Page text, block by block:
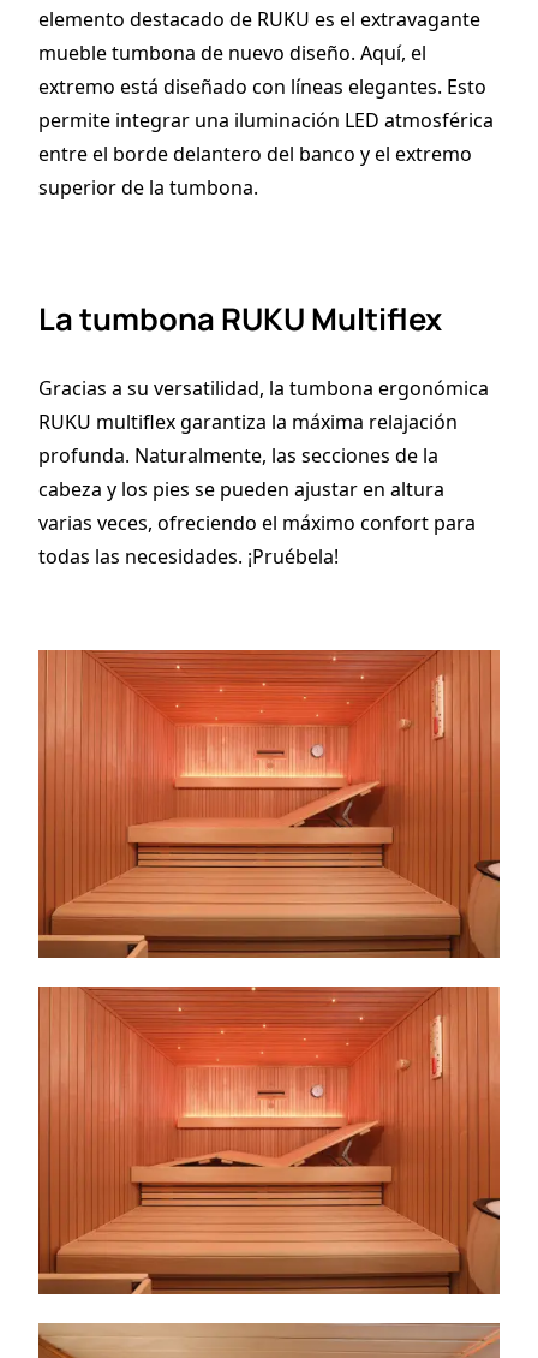
elemento destacado de RUKU es el extravagante
mueble tumbona de nuevo diseño. Aquí, el
extremo está diseñado con líneas elegantes. Esto
permite integrar una iluminación LED atmosférica
entre el borde delantero del banco y el extremo
superior de la tumbona.
La tumbona RUKU Multiflex
Gracias a su versatilidad, la tumbona ergonómica
RUKU multiflex garantiza la máxima relajación
profunda. Naturalmente, las secciones de la
cabeza y los pies se pueden ajustar en altura
varias veces, ofreciendo el máximo confort para
todas las necesidades. ¡Pruébela!